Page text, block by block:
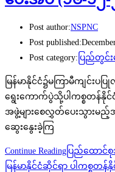
Post author:NSPNC
Post published:
Post category: ပြည်တွင်း
မြန်မာနိုင်ငံ၌မကြာမီကျင်
ရွေးကောက်ပွဲသို့ပါကစ္စတန်နို
အဖွဲ့များစေလွှတ်ပေးသွားမည့်အခ
ဆွေးနွေးခဲ့ကြ
Continue Reading ပြည်ထောင်
မြန်မာနိုင်ငံဆိုင်ရာ ပါကစ္